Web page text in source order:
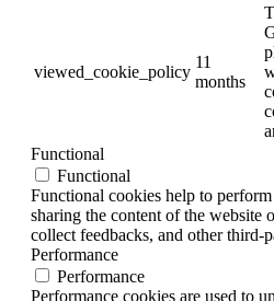
viewed_cookie_policy
11
months
Functional
Functional
Functional cookies help to
sharing the content of the website
collect feedbacks, and other third-
Performance
Performance
Performance cookies are used to